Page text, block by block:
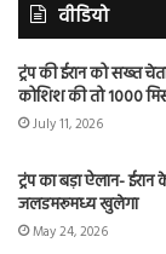
वीडियो
ट्रंप की ईरान को सख्त
कोशिश की तो 1000
July 11, 2026
ट्रंप का बड़ा ऐलान-
जलडमरूमध्य खुलेगा
May 24, 2026